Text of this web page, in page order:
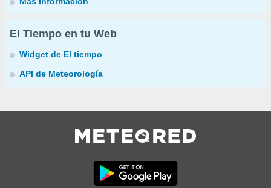
El Tiempo en tu Web
Widget de El tiempo
API de Meteorología